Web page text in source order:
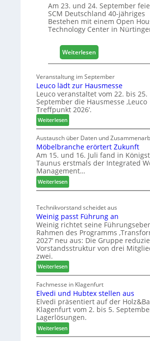
+
H
o
z
2
2
8
Am 23. und 24. September
SCM Deutschland 40-jähriges
Bestehen mit einem Open
Technology Center in
Weiterlesen
4
J
a
h
C
M
D
e
s
h
l
a
n
d
Veranstaltung im September
Leuco lädt zur Hausmesse
Leuco veranstaltet vom 22. bis 25.
September die Hausmesse ‚Leuco
Treffpunkt 2026‘.
Weiterlesen:
L
e
u
c
o
l
ä
d
z
u
r
H
a
u
s
m
e
s
s
e
Austausch über Daten und
Möbelbranche erörtert Zukunft
Am 15. und 16. Juli fand in
Taunus erstmals der Integrated
Management…
Weiterlesen:
M
b
e
l
b
a
n
c
h
e
e
r
ö
r
t
Technikvorstand scheidet aus
Weinig passt Führung an
Weinig richtet seine
Rahmen des Programms
2027‘ neu aus: Die Gruppe
Vorstandsstruktur von drei
zwei.
Weiterlesen:
W
e
i
n
i
g
p
a
Fachmesse in Klagenfurt
Elvedi und Hubtex stellen aus
Elvedi präsentiert auf der
Klagenfurt vom 2. bis 5.
Lagerlösungen.
Weiterlesen:
E